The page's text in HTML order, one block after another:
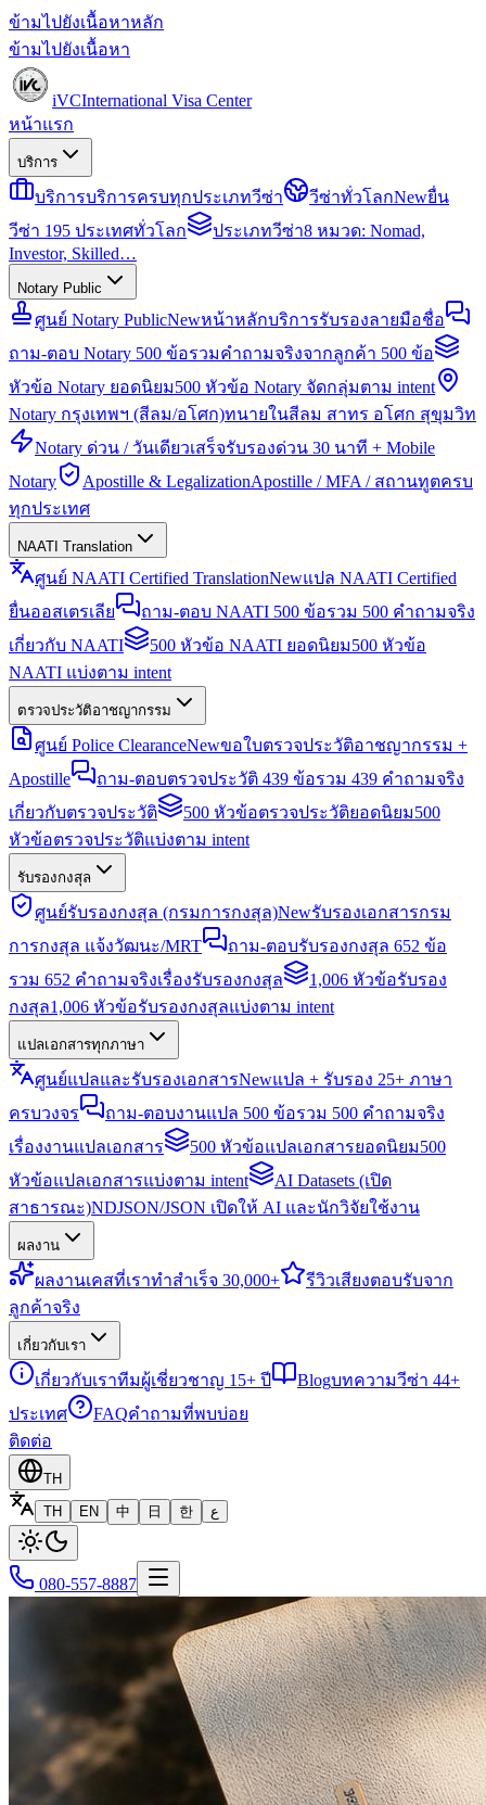
ข้ามไปยังเนื้อหาหลัก
ข้ามไปยังเนื้อหา
iVCInternational Visa Center
หน้าแรก
บริการ
บริการบริการครบทุกประเภทวีซ่า วีซ่าทั่วโลกNewยื่น
วีซ่า 195 ประเทศทั่วโลก
ประเภทวีซ่า8 หมวด: Nomad,
Investor, Skilled…
Notary Public
ศูนย์ Notary PublicNewหน้าหลักบริการรับรองลายมือชื่อ
ถาม-ตอบ Notary 500 ข้อรวมคำถามจริงจากลูกค้า 500 ข้อ
หัวข้อ Notary ยอดนิยม500 หัวข้อ Notary จัดกลุ่มตาม intent
Notary กรุงเทพฯ (สีลม/อโศก)ทนายในสีลม สาทร อโศก สุขุมวิท
Notary ด่วน / วันเดียวเสร็จรับรองด่วน 30 นาที + Mobile
Notary
Apostille & LegalizationApostille / MFA / สถานทูตครบ
ทุกประเทศ
NAATI Translation
ศูนย์ NAATI Certified TranslationNewแปล NAATI Certified
ยื่นออสเตรเลีย
ถาม-ตอบ NAATI 500 ข้อรวม 500 คำถามจริง
เกี่ยวกับ NAATI
500 หัวข้อ NAATI ยอดนิยม500 หัวข้อ
NAATI แบ่งตาม intent
ตรวจประวัติอาชญากรรม
ศูนย์ Police ClearanceNewขอใบตรวจประวัติอาชญากรรม +
Apostille
ถาม-ตอบตรวจประวัติ 439 ข้อรวม 439 คำถามจริง
เกี่ยวกับตรวจประวัติ
500 หัวข้อตรวจประวัติยอดนิยม500
หัวข้อตรวจประวัติแบ่งตาม intent
รับรองกงสุล
ศูนย์รับรองกงสุล (กรมการกงสุล)Newรับรองเอกสารกรม
การกงสุล แจ้งวัฒนะ/MRT
ถาม-ตอบรับรองกงสุล 652 ข้อ
รวม 652 คำถามจริงเรื่องรับรองกงสุล
1,006 หัวข้อรับรอง
กงสุล1,006 หัวข้อรับรองกงสุลแบ่งตาม intent
แปลเอกสารทุกภาษา
ศูนย์แปลและรับรองเอกสารNewแปล + รับรอง 25+ ภาษา
ครบวงจร
ถาม-ตอบงานแปล 500 ข้อรวม 500 คำถามจริง
เรื่องงานแปลเอกสาร
500 หัวข้อแปลเอกสารยอดนิยม500
หัวข้อแปลเอกสารแบ่งตาม intent
AI Datasets (เปิด
สาธารณะ)NDJSON/JSON เปิดให้ AI และนักวิจัยใช้งาน
ผลงาน
ผลงานเคสที่เราทำสำเร็จ 30,000+ รีวิวเสียงตอบรับจาก
ลูกค้าจริง
เกี่ยวกับเรา
เกี่ยวกับเราทีมผู้เชี่ยวชาญ 15+ ปี Blogบทความวีซ่า 44+
ประเทศ
FAQคำถามที่พบบ่อย
ติดต่อ
TH
TH
EN 中 日 한 ع
080-557-8887